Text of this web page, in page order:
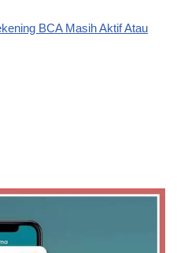
BCA Masih Aktif Atau